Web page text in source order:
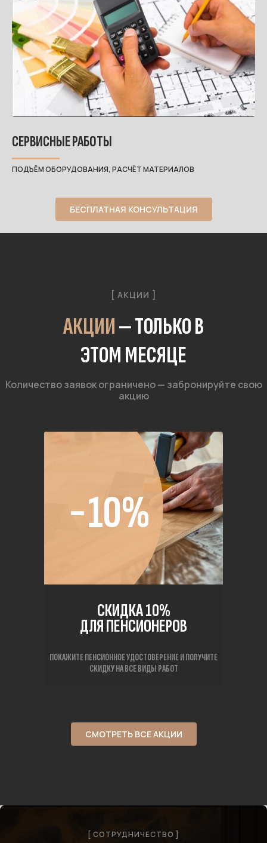
СЕРВИСНЫЕ РАБОТЫ
ПОДЪЁМ ОБОРУДОВАНИЯ, РАСЧЁТ МАТЕРИАЛОВ
БЕСПЛАТНАЯ КОНСУЛЬТАЦИЯ
[ АКЦИИ ]
АКЦИИ— ТОЛЬКО В
ЭТОМ МЕСЯЦЕ
Количество заявок ограничено — забронируйте свою
акцию
−10%
СКИДКА 10%
ДЛЯ ПЕНСИОНЕРОВ
ПОКАЖИТЕ ПЕНСИОННОЕ УДОСТОВЕРЕНИЕ И ПОЛУЧИТЕ
СКИДКУ НА ВСЕ ВИДЫ РАБОТ
СМОТРЕТЬ ВСЕ АКЦИИ
[ СОТРУДНИЧЕСТВО ]